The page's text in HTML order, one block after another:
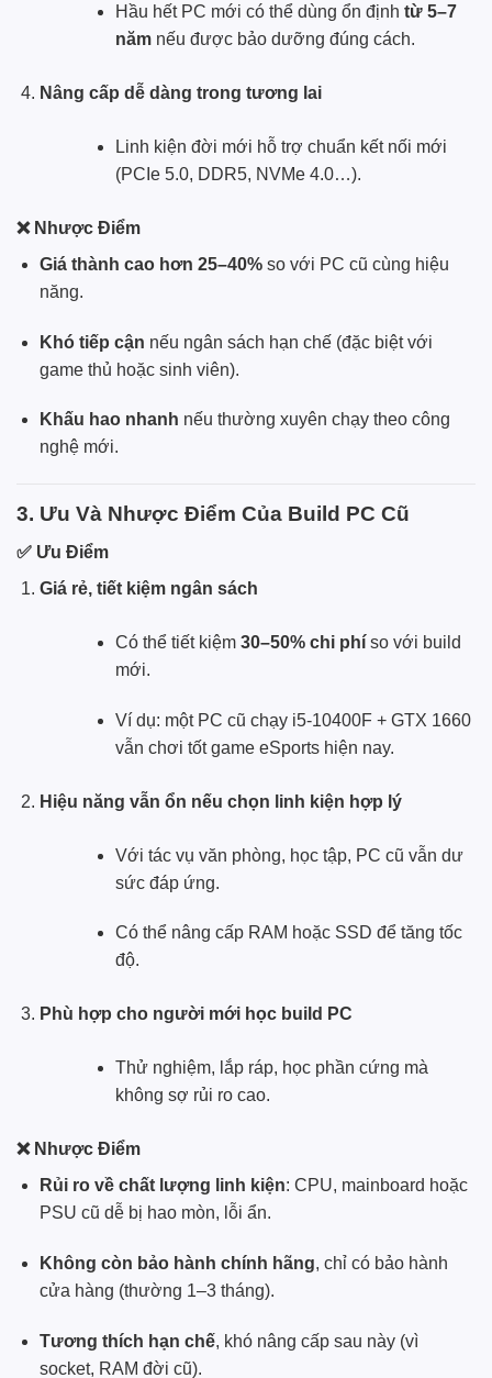
Hầu hết PC mới có thể dùng ổn định từ 5–7
nămnếu được bảo dưỡng đúng cách.
Nâng cấp dễ dàng trong tương lai
Linh kiện đời mới hỗ trợ chuẩn kết nối mới
(PCIe 5.0, DDR5, NVMe 4.0…).
❌ Nhược Điểm
Giá thành cao hơn 25–40%so với PC cũ cùng hiệu
năng.
Khó tiếp cận nếu ngân sách hạn chế (đặc biệt với
game thủ hoặc sinh viên).
Khấu hao nhanh nếu thường xuyên chạy theo công
nghệ mới.
3. Ưu Và Nhược Điểm Của Build PC Cũ
✅ Ưu Điểm
Giá rẻ, tiết kiệm ngân sách
Có thể tiết kiệm 30–50% chi phíso với build
mới.
Ví dụ: một PC cũ chạy i5-10400F + GTX 1660
vẫn chơi tốt game eSports hiện nay.
Hiệu năng vẫn ổn nếu chọn linh kiện hợp lý
Với tác vụ văn phòng, học tập, PC cũ vẫn dư
sức đáp ứng.
Có thể nâng cấp RAM hoặc SSD để tăng tốc
độ.
Phù hợp cho người mới học build PC
Thử nghiệm, lắp ráp, học phần cứng mà
không sợ rủi ro cao.
❌ Nhược Điểm
Rủi ro về chất lượng linh kiện: CPU, mainboard hoặc
PSU cũ dễ bị hao mòn, lỗi ẩn.
Không còn bảo hành chính hãng, chỉ có bảo hành
cửa hàng (thường 1–3 tháng).
Tương thích hạn chế, khó nâng cấp sau này (vì
socket, RAM đời cũ).